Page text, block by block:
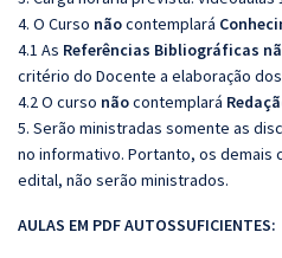
4. O Curso nãocontemplará
4.1 As Referências Bibliográficas
critério do Docente a elaboração
4.2 O curso nãocontemplará
5. Serão ministradas somente as
no informativo. Portanto, os demais
edital, não serão ministrados.
AULAS EM PDF AUTOSSUFICIENTES: